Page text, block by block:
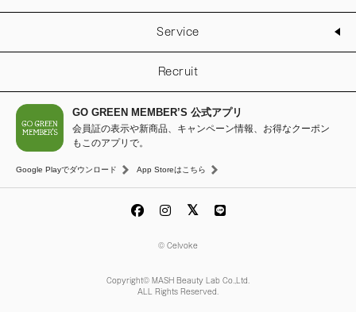
Service
Recruit
GO GREEN MEMBER’S 公式アプリ
会員証の表示や新商品、キャンペーン情報、お得なクーポン
もこのアプリで。
Google Playでダウンロード App Storeはこちら
© Celvoke
Copyright© MASH Beauty Lab Co.,Ltd.
ALL Rights Reserved.